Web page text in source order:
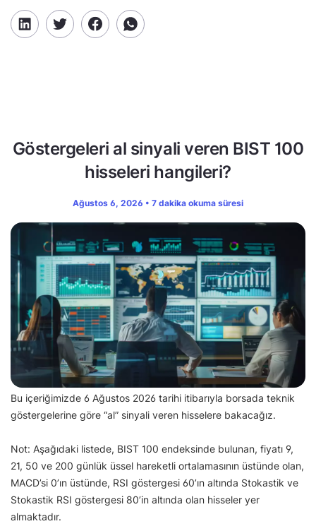
Göstergeleri al sinyali veren BIST 100
hisseleri hangileri?
Ağustos 6, 2026 • 7 dakika okuma süresi
Bu içeriğimizde 6 Ağustos 2026 tarihi itibarıyla borsada teknik
göstergelerine göre “al” sinyali veren hisselere bakacağız.
Not: Aşağıdaki listede, BIST 100 endeksinde bulunan, fiyatı 9,
21, 50 ve 200 günlük üssel hareketli ortalamasının üstünde olan,
MACD’si 0’ın üstünde, RSI göstergesi 60’ın altında Stokastik ve
Stokastik RSI göstergesi 80’in altında olan hisseler yer
almaktadır.